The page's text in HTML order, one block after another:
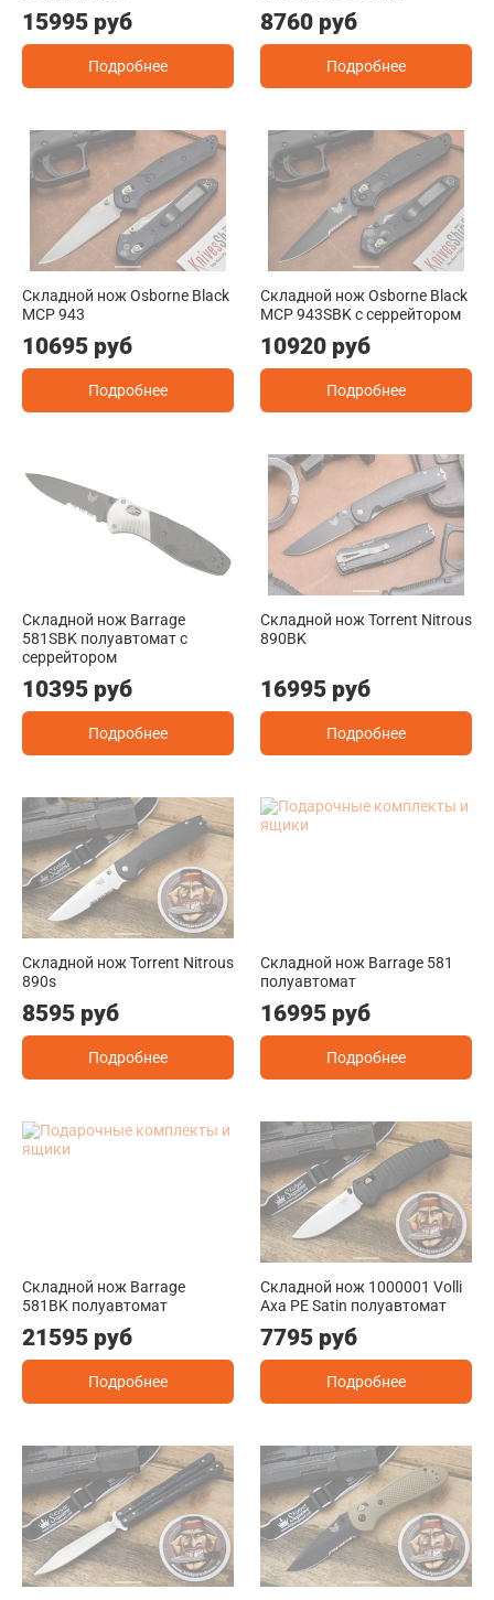
15995 руб
Подробнее
8760 руб
Подробнее
Складной нож Osborne Black
MCP 943
10695 руб
Подробнее
Складной нож Osborne Black
MCP 943SBK с серрейтором
10920 руб
Подробнее
Складной нож Barrage
581SBK полуавтомат с
серрейтором
10395 руб
Подробнее
Складной нож Torrent Nitrous
890BK
16995 руб
Подробнее
Складной нож Torrent Nitrous
890s
8595 руб
Подробнее
Складной нож Barrage 581
полуавтомат
16995 руб
Подробнее
Складной нож Barrage
581BK полуавтомат
21595 руб
Подробнее
Складной нож 1000001 Volli
Axa PE Satin полуавтомат
7795 руб
Подробнее